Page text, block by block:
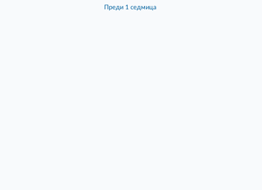
преди 1 седмица